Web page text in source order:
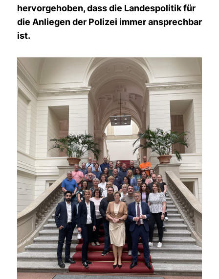
hervorgehoben, dass die Landespolitik für
die Anliegen der Polizei immer ansprechbar
ist.